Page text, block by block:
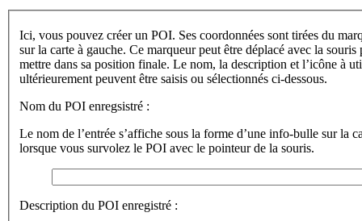
Ici, vous pouvez créer un POI. Ses coordonnées sont tirées du
sur la carte à gauche. Ce marqueur peut être déplacé avec la souris pour le
mettre dans sa position finale. Le nom, la description et l’icône à
ultérieurement peuvent être saisis ou sélectionnés ci-dessous.
Nom du POI enregsistré :
Le nom de l’entrée s’affiche sous la forme d’une info-bulle sur la
lorsque vous survolez le POI avec le pointeur de la souris.
Description du POI enregistré :